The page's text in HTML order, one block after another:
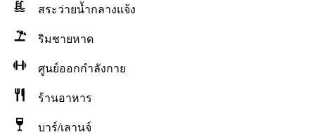
สระว่ายน้ำกลางแจ้ง
ริมชายหาด
ศูนย์ออกกำลังกาย
ร้านอาหาร
บาร์/เลานจ์